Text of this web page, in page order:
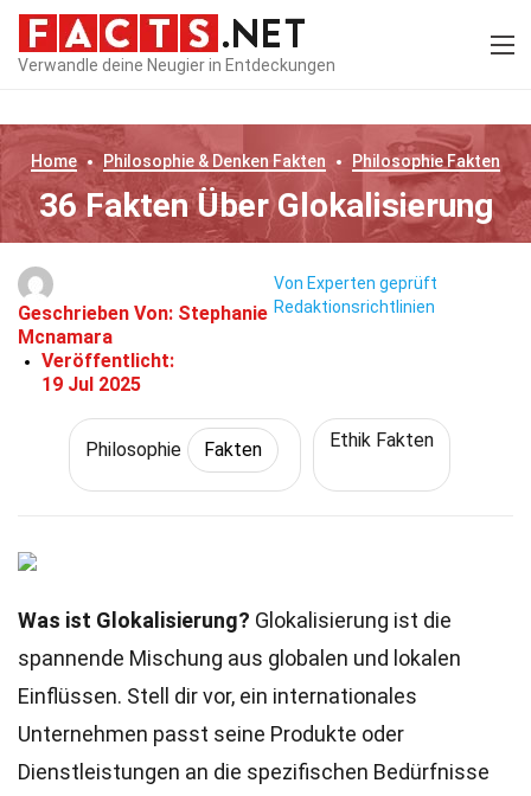
Verwandle deine Neugier in Entdeckungen
Home Philosophie & Denken Fakten Philosophie Fakten
36 Fakten Über Glokalisierung
Geschrieben Von: Stephanie
Mcnamara
Veröffentlicht:
19 Jul 2025
Von Experten geprüft
Redaktionsrichtlinien
Philosophie Fakten Ethik Fakten
Was ist Glokalisierung? Glokalisierung ist die
spannende Mischung aus globalen und lokalen
Einflüssen. Stell dir vor, ein internationales
Unternehmen passt seine Produkte oder
Dienstleistungen an die spezifischen Bedürfnisse